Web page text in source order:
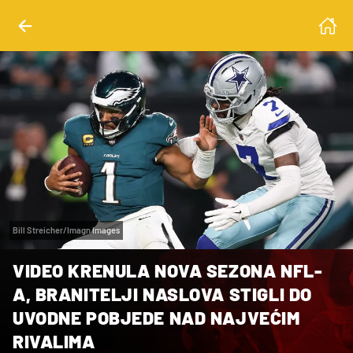
Bill Streicher/Imagn Images
VIDEO KRENULA NOVA SEZONA NFL-
A, BRANITELJI NASLOVA STIGLI DO
UVODNE POBJEDE NAD NAJVEĆIM
RIVALIMA